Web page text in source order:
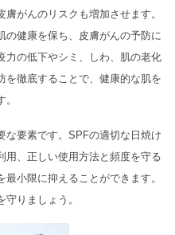
がんのリスクも増加させます。
の健康を保ち、皮膚がんの予防に
力の低下やシミ、しわ、肌の老化
を徹底することで、健康的な肌を
な要素です。SPFの適切な日焼け
用、正しい使用方法と頻度を守る
小限に抑えることができます。
りましょう。